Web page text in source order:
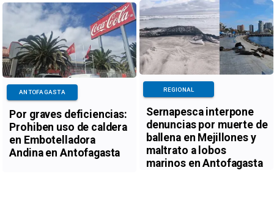
Por graves deficiencias:
Prohiben uso de caldera
en Embotelladora
Andina en Antofagasta
ANTOFAGASTA
Sernapesca interpone
denuncias por muerte de
ballena en Mejillones y
maltrato a lobos
marinos en Antofagasta
REGIONAL